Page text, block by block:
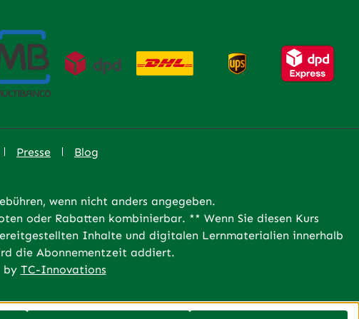
Presse Blog
wenn nicht anders angegeben.
oder Rabatten kombinierbar. ** Wenn Sie diesen Kurs
Inhalte und digitalen Lernmaterialien innerhalb
die Abonnementzeit addiert.
by TC-Innovations